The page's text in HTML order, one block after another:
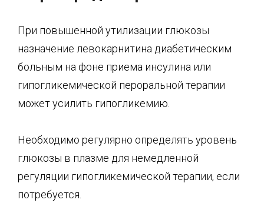
При повышенной утилизации глюкозы
назначение левокарнитина диабетическим
больным на фоне приема инсулина или
гипогликемической пероральной терапии
может усилить гипогликемию.
Необходимо регулярно определять уровень
глюкозы в плазме для немедленной
регуляции гипогликемической терапии, если
потребуется.